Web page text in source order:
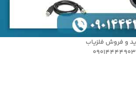
و فروش فلزیاب
09014444903